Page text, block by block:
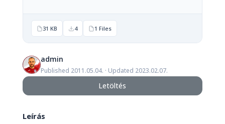
31 KB 4 1 Files
admin
Published 2011.05.04. · Updated 2023.02.07.
Letöltés
Leírás